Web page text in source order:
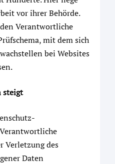
vor ihrer Behörde.
Verantwortliche
mit dem sich
bei Websites
steigt
Verletzung des
Daten